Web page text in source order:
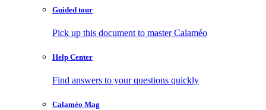
Guided tour
Pick up this document to master Calaméo
Help Center
Find answers to your questions quickly
Calaméo Mag